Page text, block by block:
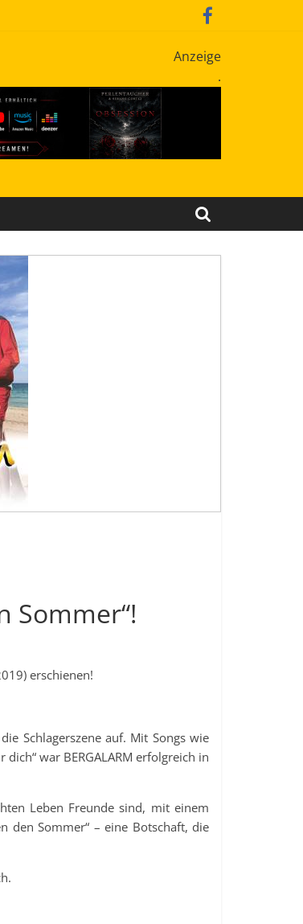
Anzeige
.
Sommer“!
erschienen!
Schlagerszene auf. Mit Songs wie
war BERGALARM erfolgreich in
Leben Freunde sind, mit einem
den Sommer“ – eine Botschaft, die